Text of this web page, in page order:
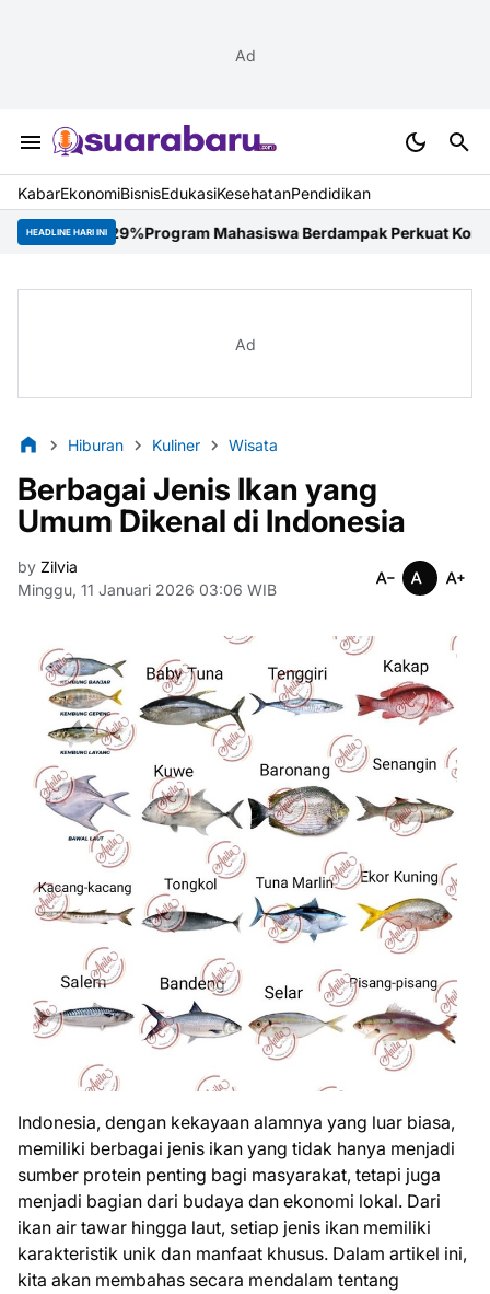
Ad
KabarEkonomiBisnisEdukasiKesehatanPendidikan
HEADLINE HARI INI
Program Mahasiswa Berdampak Perkuat Kompetensi
Ad
Hiburan Kuliner Wisata
Berbagai Jenis Ikan yang
Umum Dikenal di Indonesia
by Zilvia
Minggu, 11 Januari 2026 03:06 WIB
Indonesia, dengan kekayaan alamnya yang luar biasa,
memiliki berbagai jenis ikan yang tidak hanya menjadi
sumber protein penting bagi masyarakat, tetapi juga
menjadi bagian dari budaya dan ekonomi lokal. Dari
ikan air tawar hingga laut, setiap jenis ikan memiliki
karakteristik unik dan manfaat khusus. Dalam artikel ini,
kita akan membahas secara mendalam tentang